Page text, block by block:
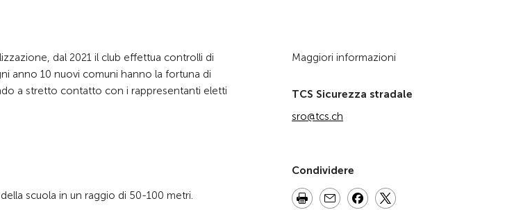
dal 2021 il club effettua controlli di
anno 10 nuovi comuni hanno la fortuna di
a stretto contatto con i rappresentanti eletti
scuola in un raggio di 50-100 metri.
Maggiori informazioni
TCS Sicurezza stradale
sro@tcs.ch
Condividere